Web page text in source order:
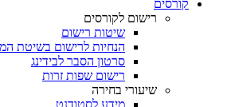
קורסים
רישום לקורסים
שיטות רישום
הנחיות לרישום בשיטת
סרטון הסבר לבידינג
רישום שפות זרות
שיעורי בחירה
מידע לסטודנט